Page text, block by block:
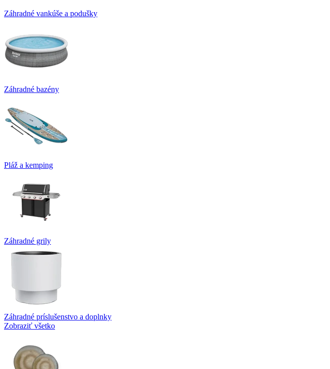
Záhradné vankúše a podušky
Záhradné bazény
Pláž a kemping
Záhradné grily
Záhradné príslušenstvo a doplnky
Zobraziť všetko